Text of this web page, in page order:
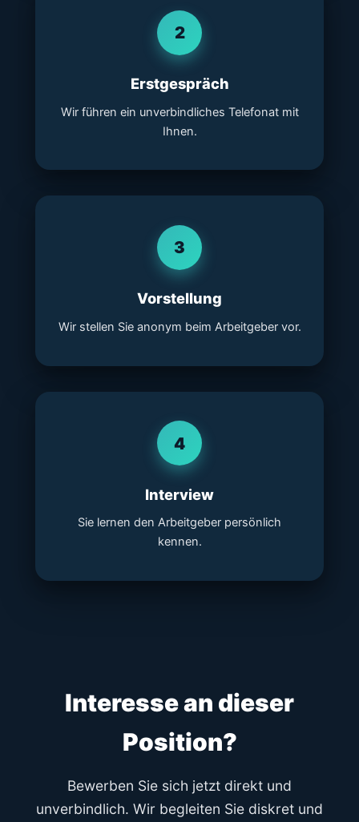
2
Erstgespräch
Wir führen ein unverbindliches Telefonat mit
Ihnen.
3
Vorstellung
Wir stellen Sie anonym beim Arbeitgeber vor.
4
Interview
Sie lernen den Arbeitgeber persönlich
kennen.
Interesse an dieser
Position?
Bewerben Sie sich jetzt direkt und
unverbindlich. Wir begleiten Sie diskret und